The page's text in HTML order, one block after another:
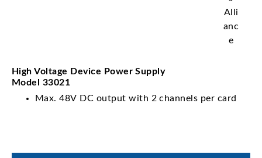
High Voltage Device Power Supply
Model 33021
Max. 48V DC output with 2 channels per card